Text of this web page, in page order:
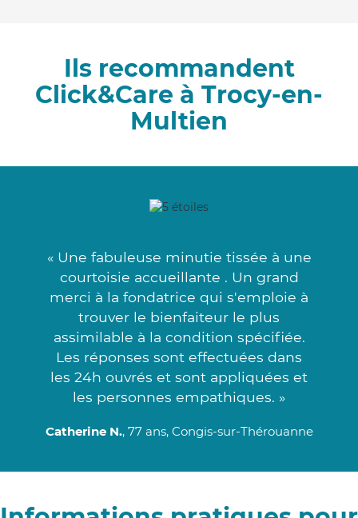
Ils recommandent
Click&Care à Trocy-en-
Multien
« Une fabuleuse minutie tissée à une
courtoisie accueillante . Un grand
merci à la fondatrice qui s'emploie à
trouver le bienfaiteur le plus
assimilable à la condition spécifiée.
Les réponses sont effectuées dans
les 24h ouvrés et sont appliquées et
les personnes empathiques. »
Catherine N., 77 ans, Congis-sur-Thérouanne